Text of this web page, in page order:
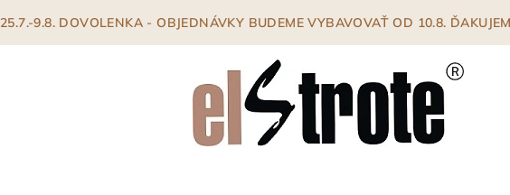
25.7.-9.8. DOVOLENKA - OBJEDNÁVKY BUDEME VYBAVOVAŤ OD 10.8.